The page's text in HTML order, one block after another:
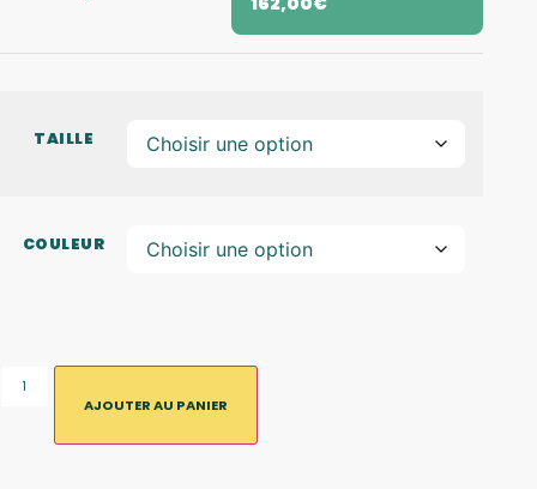
TAILLE
COULEUR
AJOUTER AU PANIER